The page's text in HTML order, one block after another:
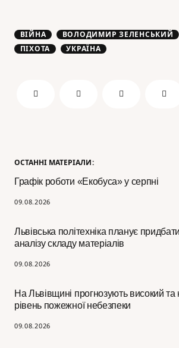
ОСТАННІ МАТЕРІАЛИ:
Графік роботи «Екобуса» у серпні
09.08.2026
Львівська політехніка планує
аналізу складу матеріалів
09.08.2026
На Львівщині прогнозують високий
рівень пожежної небезпеки
09.08.2026
ВІЙНА ВОЛОДИМИР ЗЕЛЕНСЬКИЙ
ПІХОТА
УКРАЇНА